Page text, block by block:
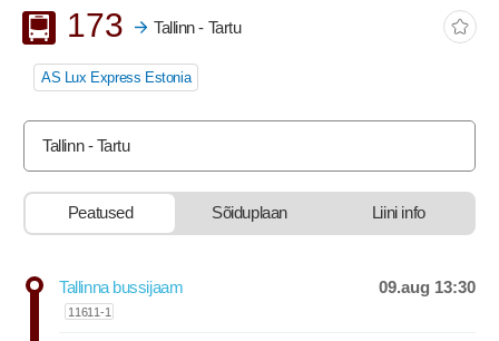
Buss
173 Tallinn - Tartu
AS Lux Express Estonia
Tallinn - Tartu
Peatused Sõiduplaan Liini info
stop-list-update.sr-instructions
Tallinna bussijaam Departure time was at
09.aug 13:30
11611-1